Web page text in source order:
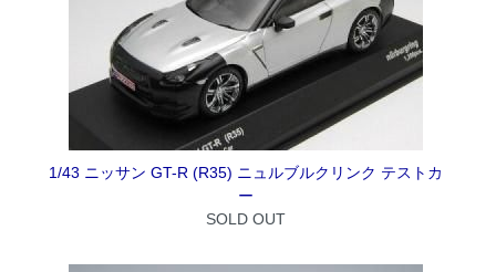
1/43 ニッサン GT-R (R35) ニュルブルクリンク テストカ
ー
SOLD OUT